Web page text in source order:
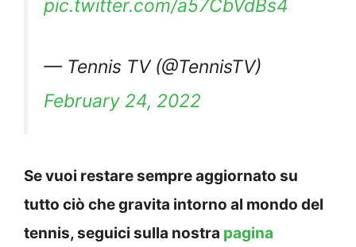
pic.twitter.com/a57CbVdBs4
— Tennis TV (@TennisTV)
February 24, 2022
Se vuoi restare sempre aggiornato su
tutto ciò che gravita intorno al mondo del
tennis, seguici sulla nostra pagina